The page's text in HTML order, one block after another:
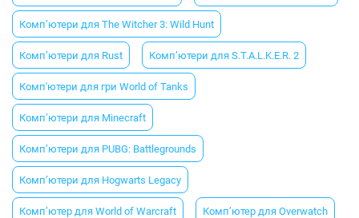
Комп’ютери для The Witcher 3: Wild Hunt
Комп’ютери для Rust Комп’ютери для S.T.A.L.K.E.R. 2
Комп'ютери для гри World of Tanks
Комп’ютери для Minecraft
Комп’ютери для PUBG: Battlegrounds
Комп’ютери для Hogwarts Legacy
Комп’ютер для World of Warcraft Комп’ютер для Overwatch